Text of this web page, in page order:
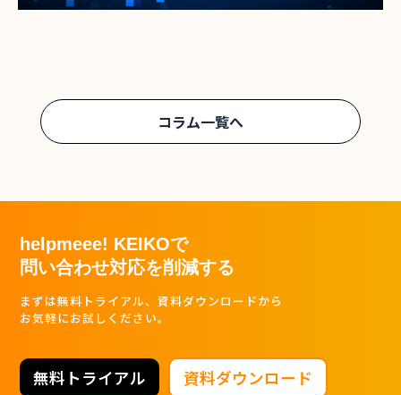
コラム一覧へ
helpmeee! KEIKOで
問い合わせ対応を削減する
まずは無料トライアル、資料ダウンロードから
お気軽にお試しください。
無料トライアル 資料ダウンロード